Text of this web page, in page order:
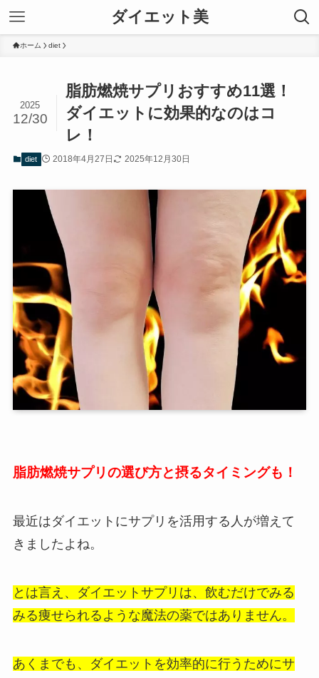
ダイエット美
ホーム diet
脂肪燃焼サプリおすすめ11選！
ダイエットに効果的なのはコ
レ！
2025
12/30
diet 2018年4月27日 2025年12月30日
脂肪燃焼サプリの選び方と摂るタイミングも！
最近はダイエットにサプリを活用する人が増えて
きましたよね。
とは言え、ダイエットサプリは、飲むだけでみる
みる痩せられるような魔法の薬ではありません。
あくまでも、ダイエットを効率的に行うためにサ